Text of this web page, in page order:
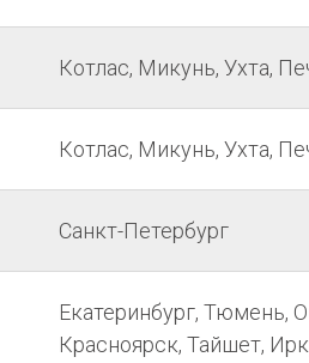
Котлас, Микунь, Ухта,
Котлас, Микунь, Ухта,
Санкт-Петербург
Екатеринбург, Тюмень,
Красноярск, Тайшет,